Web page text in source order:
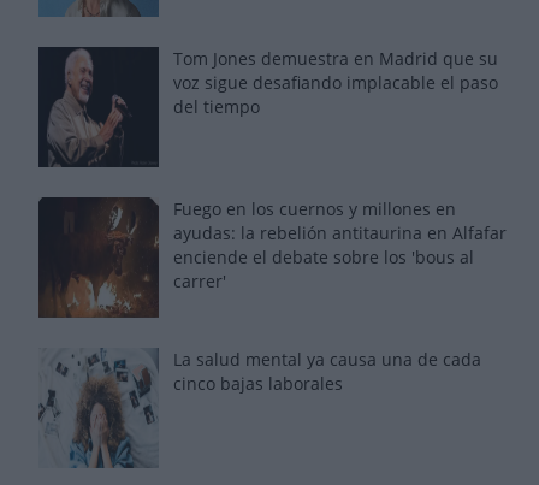
Tom Jones demuestra en Madrid que su
voz sigue desafiando implacable el paso
del tiempo
Fuego en los cuernos y millones en
ayudas: la rebelión antitaurina en Alfafar
enciende el debate sobre los 'bous al
carrer'
La salud mental ya causa una de cada
cinco bajas laborales